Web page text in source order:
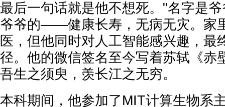
最后一句话就是他不想死。"名字是
爷爷的——健康长寿，无病无灾。家
医，但他同时对人工智能感兴趣，最
径。他的微信签名至今写着苏轼《赤
吾生之须臾，羡长江之无穷。
本科期间，他参加了MIT计算生物系